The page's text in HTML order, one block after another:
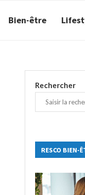
Bien-être
Rechercher
RESCO BIEN-